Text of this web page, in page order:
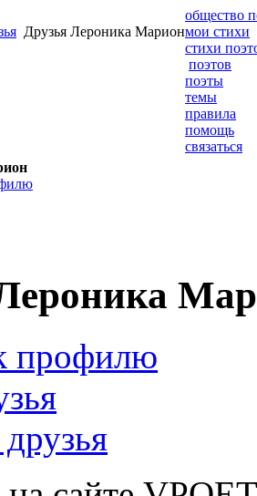
Друзья Лероника Марион
общество
мои стихи
стихи
поэтов
поэты
темы
правила
помощь
связаться
профилю